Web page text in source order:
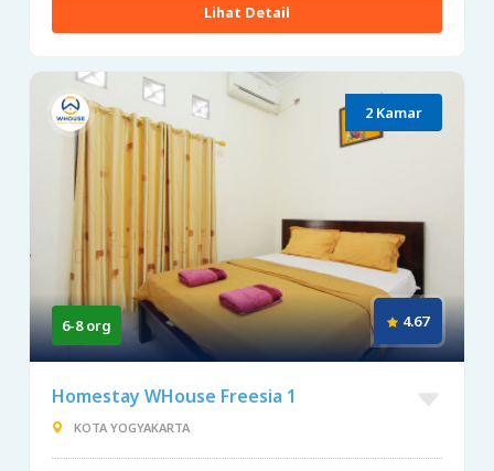
Lihat Detail
2 Kamar
6-8 org 4.67
Homestay WHouse Freesia 1
KOTA YOGYAKARTA